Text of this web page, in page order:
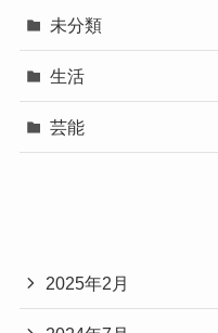
未分類
生活
芸能
2025年2月